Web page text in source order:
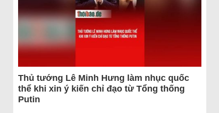
Thủ tướng Lê Minh Hưng làm nhục quốc
thể khi xin ý kiến chỉ đạo từ Tổng thống
Putin